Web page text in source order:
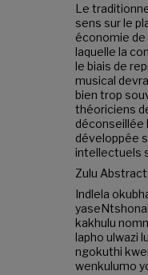
Le
sens sur le
économie
laquelle la
le biais de
musical
bien trop
théoriciens
déconseillée
développée
intellectuels
Zulu Abstract:
Indlela
kakhulu
lapho ulwazi
ngokuthi
wenkulumo